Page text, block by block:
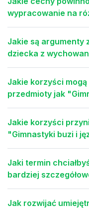
wypracowanie na
Jakie są argumenty
dziecka z
Jakie korzyści
przedmioty jak
Jakie korzyści
"Gimnastyki buzi i
Jaki termin
bardziej
Jak rozwijać